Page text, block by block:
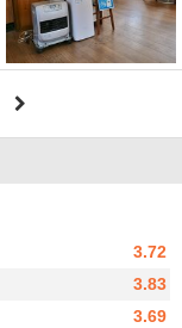
3.72
3.83
3.69